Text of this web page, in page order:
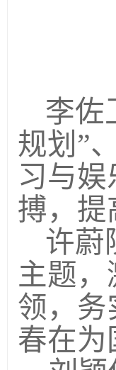
李佐
规划”
习与
搏，提
许蔚
主题
领，务
春在为